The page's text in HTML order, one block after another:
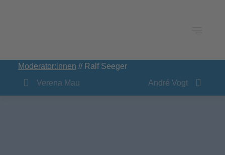
Moderator:innen // Ralf Seeger
Verena Mau
André Vogt